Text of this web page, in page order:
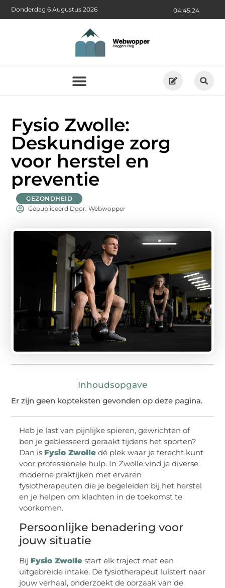
04:45:25
Donderdag 6 Augustus 2026
Fysio Zwolle:
Deskundige zorg
voor herstel en
preventie
GEZONDHEID
Gepubliceerd Door: Webwopper
Inhoudsopgave
Er zijn geen kopteksten gevonden op deze pagina.
Heb je last van pijnlijke spieren, gewrichten of
ben je geblesseerd geraakt tijdens het sporten?
Dan is Fysio Zwolle dé plek waar je terecht kunt
voor professionele hulp. In Zwolle vind je diverse
moderne praktijken met ervaren
fysiotherapeuten die je begeleiden bij het herstel
en je helpen om klachten in de toekomst te
voorkomen.
Persoonlijke benadering voor
jouw situatie
Bij Fysio Zwolle start elk traject met een
uitgebreide intake. De fysiotherapeut luistert naar
jouw verhaal, onderzoekt de oorzaak van de